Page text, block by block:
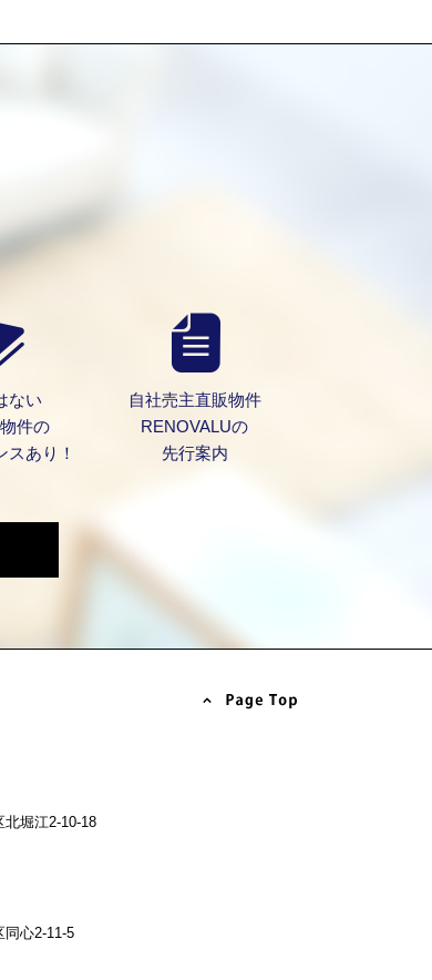
ない
件の
スあり！
自社売主直販物件
RENOVALUの
先行案内
堀江2-10-18
心2-11-5